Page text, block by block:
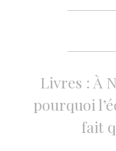
Livres : À
pourquoi
fait